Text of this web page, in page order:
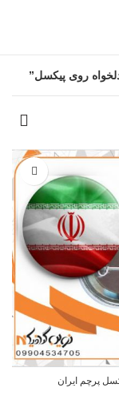
روی پیکسل”
پرچم ایران